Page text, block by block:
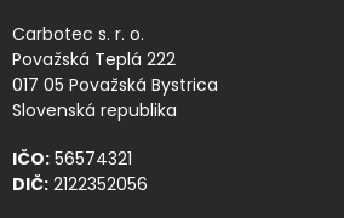
Carbotec s. r. o.
Považská Teplá 222
017 05 Považská Bystrica
Slovenská republika
IČO: 56574321
DIČ: 2122352056